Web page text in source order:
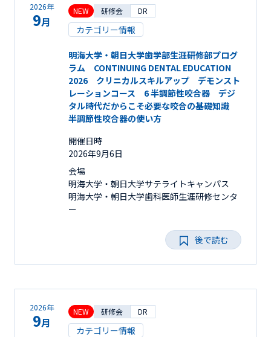
2026年
9月
NEW 研修会 DR
カテゴリー情報
明海大学・朝日大学歯学部生涯研修部プログ
ラム CONTINUING DENTAL EDUCATION
2026 クリニカルスキルアップ デモンスト
レーションコース 6 半調節性咬合器 デジ
タル時代だからこそ必要な咬合の基礎知識
半調節性咬合器の使い方
開催日時
2026年9月6日
会場
明海大学・朝日大学サテライトキャンパス
明海大学・朝日大学歯科医師生涯研修センタ
ー
後で読む
2026年
9月
NEW 研修会 DR
カテゴリー情報